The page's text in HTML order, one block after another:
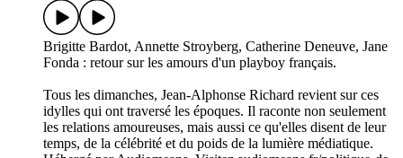
Brigitte Bardot, Annette Stroyberg, Catherine Deneuve, Jane
Fonda : retour sur les amours d'un playboy français.
Tous les dimanches, Jean-Alphonse Richard revient sur ces
idylles qui ont traversé les époques. Il raconte non seulement
les relations amoureuses, mais aussi ce qu'elles disent de leur
temps, de la célébrité et du poids de la lumière médiatique.